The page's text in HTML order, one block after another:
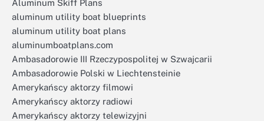
Aluminum Skiff Plans
aluminum utility boat blueprints
aluminum utility boat plans
aluminumboatplans.com
Ambasadorowie III Rzeczypospolitej w Szwajcarii
Ambasadorowie Polski w Liechtensteinie
Amerykańscy aktorzy filmowi
Amerykańscy aktorzy radiowi
Amerykańscy aktorzy telewizyjni